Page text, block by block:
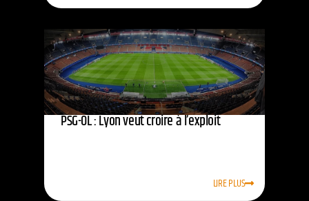
PSG-OL : Lyon veut croire à l’exploit
LIRE PLUS